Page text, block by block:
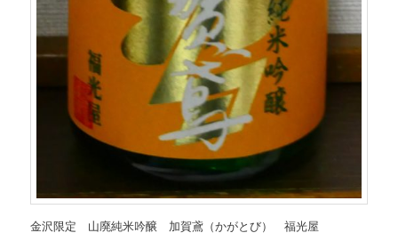
金沢限定 山廃純米吟醸 加賀鳶（かがとび） 福光屋